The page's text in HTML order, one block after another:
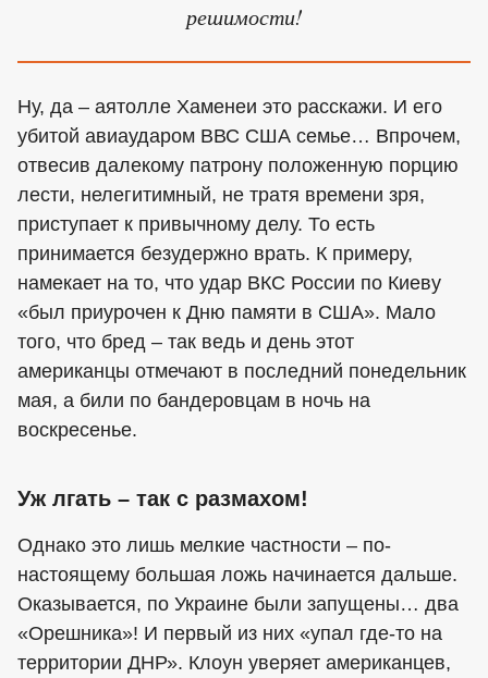
решимости!
Ну, да – аятолле Хаменеи это расскажи. И его
убитой авиаударом ВВС США семье… Впрочем,
отвесив далекому патрону положенную порцию
лести, нелегитимный, не тратя времени зря,
приступает к привычному делу. То есть
принимается безудержно врать. К примеру,
намекает на то, что удар ВКС России по Киеву
«был приурочен к Дню памяти в США». Мало
того, что бред – так ведь и день этот
американцы отмечают в последний понедельник
мая, а били по бандеровцам в ночь на
воскресенье.
Уж лгать – так с размахом!
Однако это лишь мелкие частности – по-
настоящему большая ложь начинается дальше.
Оказывается, по Украине были запущены… два
«Орешника»! И первый из них «упал где-то на
территории ДНР». Клоун уверяет американцев,